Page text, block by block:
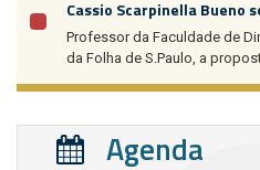
Cassio Scarpinella Bueno
Professor da Faculdade de
da Folha de S.Paulo, a
Agenda